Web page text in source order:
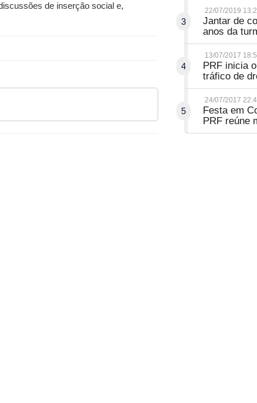
de inserção social e,
3
22/07/2019
Jantar de
anos da
4
13/07/2017
PRF inicia
tráfico de
5
24/07/2017
Festa em
PRF reúne